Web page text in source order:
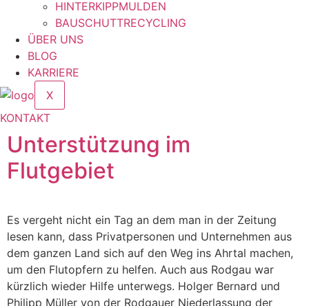
HINTERKIPPMULDEN
BAUSCHUTTRECYCLING
ÜBER UNS
BLOG
KARRIERE
X
KONTAKT
Unterstützung im
Flutgebiet
Es vergeht nicht ein Tag an dem man in der Zeitung
lesen kann, dass Privatpersonen und Unternehmen aus
dem ganzen Land sich auf den Weg ins Ahrtal machen,
um den Flutopfern zu helfen. Auch aus Rodgau war
kürzlich wieder Hilfe unterwegs. Holger Bernard und
Philipp Müller von der Rodgauer Niederlassung der